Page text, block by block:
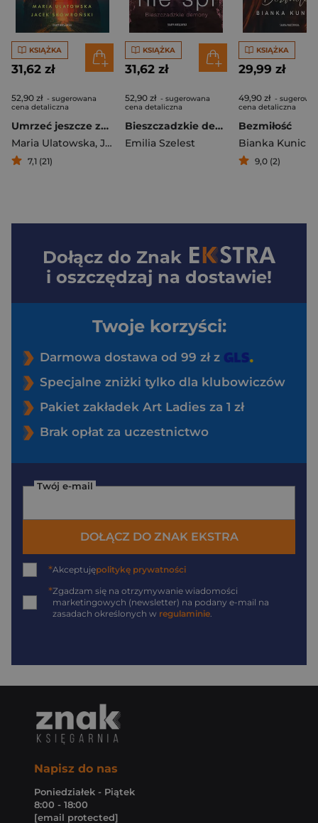
KSIĄŻKA
31,62 zł
52,90 zł - sugerowana
cena detaliczna
Umrzeć jeszcze zdążysz
Maria Ulatowska, Jacek Skowroński
7,1 (21)
KSIĄŻKA
31,62 zł
52,90 zł - sugerowana
cena detaliczna
Bieszczadzkie demony. Licho nie śpi
Emilia Szelest
KSIĄŻKA
29,99 zł
49,90 zł -
cena detaliczna
Bezmiłość
Bianka Kunicka
9,0 (2)
Dołącz do Znak
i oszczędzaj na dostawie!
Twoje korzyści:
Darmowa dostawa od 99 zł z
Specjalne zniżki tylko dla klubowiczów
Pakiet zakładek Art Ladies za 1 zł
Brak opłat za uczestnictwo
Twój e-mail
DOŁĄCZ DO ZNAK EKSTRA
*Akceptujępolitykę prywatności
*Zgadzam się na otrzymywanie wiadomości
marketingowych (newsletter) na podany e-mail na
zasadach określonych w regulaminie.
Napisz do nas
Poniedziałek - Piątek
8:00 - 18:00
[email protected]